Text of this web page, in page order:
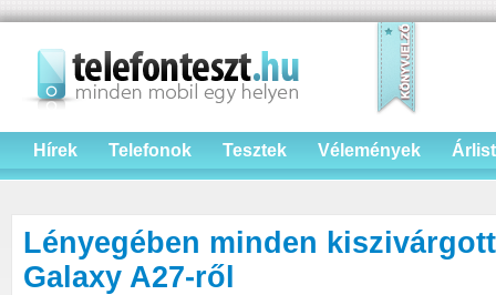
Hírek Telefonok Tesztek Vélemények
Lényegében minden
Galaxy A27-ről